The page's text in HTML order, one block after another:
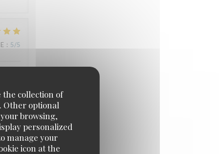
the collection of
Other optional
browsing,
personalized
manage your
icon at the
: 5/5
: 5/5